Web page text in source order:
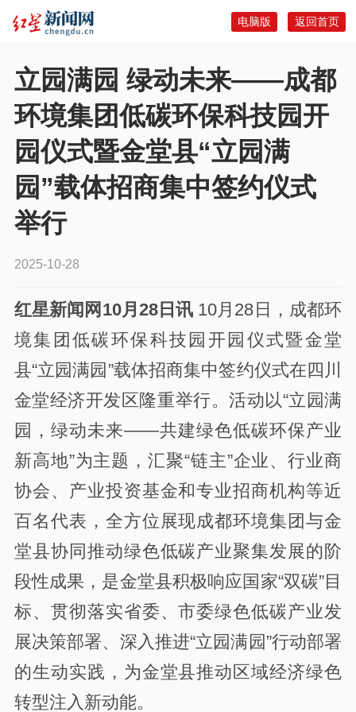
返回首页
电脑版
立园满园 绿动未来——成都
环境集团低碳环保科技园开
园仪式暨金堂县“立园满
园”载体招商集中签约仪式
举行
2025-10-28
红星新闻网10月28日讯 10月28日，成都环
境集团低碳环保科技园开园仪式暨金堂
县“立园满园”载体招商集中签约仪式在四川
金堂经济开发区隆重举行。活动以“立园满
园，绿动未来——共建绿色低碳环保产业
新高地”为主题，汇聚“链主”企业、行业商
协会、产业投资基金和专业招商机构等近
百名代表，全方位展现成都环境集团与金
堂县协同推动绿色低碳产业聚集发展的阶
段性成果，是金堂县积极响应国家“双碳”目
标、贯彻落实省委、市委绿色低碳产业发
展决策部署、深入推进“立园满园”行动部署
的生动实践，为金堂县推动区域经济绿色
转型注入新动能。